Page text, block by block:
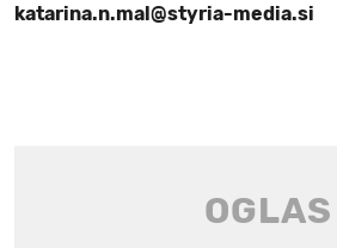
katarina.n.mal@styria-media.si